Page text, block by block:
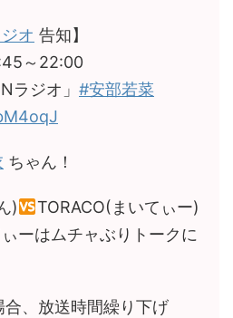
オ 告知】
～22:00
ラジオ」 #安部若菜
ちゃん！
)
TORACO(まいてぃー)
ーはムチャぶりトークに
合、放送時間繰り下げ